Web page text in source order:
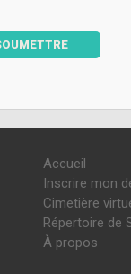
Accueil
Inscrire mon
Cimetière
Répertoire de
À propos